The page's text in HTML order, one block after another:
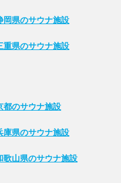
岡県のサウナ施設
重県のサウナ施設
都のサウナ施設
庫県のサウナ施設
歌山県のサウナ施設